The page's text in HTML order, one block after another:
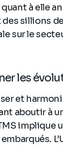
quant à elle
sillions
sur le
les
et
aboutir à